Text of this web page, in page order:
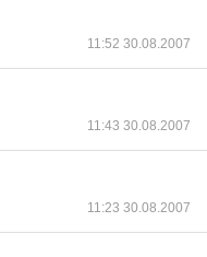
11:52 30.08.2007
11:43 30.08.2007
11:23 30.08.2007